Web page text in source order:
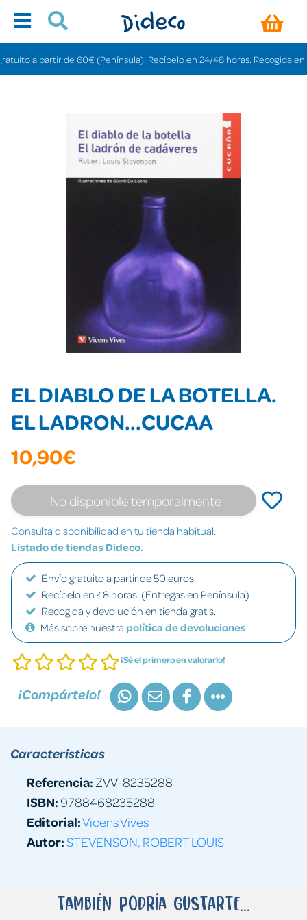
a partir de 60€ (Península). Recíbelo en 24/48 horas. Recogida en
EL DIABLO DE LA BOTELLA.
EL LADRON...CUCAA
10,90€
No disponible temporalmente
Consulta disponibilidad en tu tienda habitual.
Listado de tiendas Dideco.
Envío gratuito a partir de 50 euros.
Recíbelo en 48 horas. (Entregas en Península)
Recogida y devolución en tienda gratis.
Más sobre nuestra política de devoluciones
¡Sé el primero en valorarlo!
¡Compártelo!
Características
Referencia: ZVV-8235288
ISBN:9788468235288
Editorial:Vicens Vives
Autor:STEVENSON, ROBERT LOUIS
También podría gustarte...